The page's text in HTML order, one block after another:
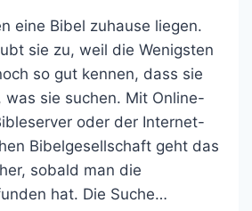
eine Bibel zuhause liegen.
sie zu, weil die Wenigsten
so gut kennen, dass sie
sie suchen. Mit Online-
oder der Internet-
Bibelgesellschaft geht das
sobald man die
hat. Die Suche…